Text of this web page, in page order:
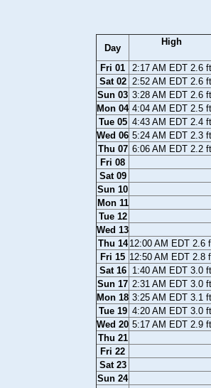
Day
High
Fri 01
2:17 AM EDT 2.6 ft
Sat 02 2:52 AM EDT 2.6 ft
Sun 03 3:28 AM EDT 2.6 ft
Mon 04 4:04 AM EDT 2.5 ft
Tue 05 4:43 AM EDT 2.4 ft
Wed 06 5:24 AM EDT 2.3 ft
Thu 07 6:06 AM EDT 2.2 ft
Fri 08
Sat 09
Sun 10
Mon 11
Tue 12
Wed 13
Thu 14 12:00 AM EDT 2.6
Fri 15 12:50 AM EDT 2.8
Sat 16
1:40 AM EDT 3.0 ft
Sun 17 2:31 AM EDT 3.0 ft
Mon 18 3:25 AM EDT 3.1 ft
Tue 19 4:20 AM EDT 3.0 ft
Wed 20 5:17 AM EDT 2.9 ft
Thu 21
Fri 22
Sat 23
Sun 24